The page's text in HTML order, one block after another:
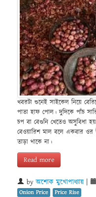
খবরটা শুনেই সাইকেল নিয়ে
পাতা হাফ পোল। দুদিকে পাঁচ
চপ বা বেগুনি খেতেও অসুবিধা
বেওয়ারিশ মাল বলে একবার
তাড়া থাকে না।
Read more
byঅশোক মুখোপাধ্যায় |
Onion Price Price Rise